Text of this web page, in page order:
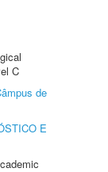
C
de
E